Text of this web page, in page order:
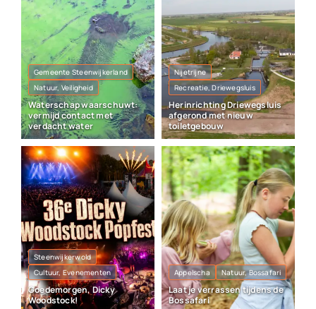
Gemeente Steenwijkerland
Natuur, Veiligheid
Waterschap waarschuwt:
vermijd contact met
verdacht water
Nijetrijne
Recreatie, Driewegsluis
Herinrichting Driewegsluis
afgerond met nieuw
toiletgebouw
Steenwijkerwold
Cultuur, Evenementen
Goedemorgen, Dicky
Woodstock!
Appelscha Natuur, Bossafari
Laat je verrassen tijdens de
Bossafari